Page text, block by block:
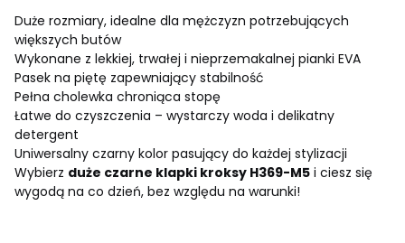
Duże rozmiary, idealne dla mężczyzn potrzebujących
większych butów
Wykonane z lekkiej, trwałej i nieprzemakalnej pianki EVA
Pasek na piętę zapewniający stabilność
Pełna cholewka chroniąca stopę
Łatwe do czyszczenia – wystarczy woda i delikatny
detergent
Uniwersalny czarny kolor pasujący do każdej stylizacji
Wybierz duże czarne klapki kroksy H369-M5 i ciesz się
wygodą na co dzień, bez względu na warunki!